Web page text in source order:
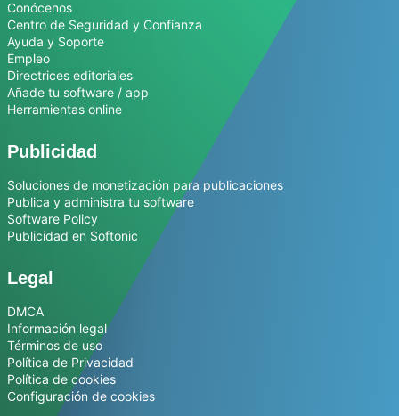
Conócenos
Centro de Seguridad y Confianza
Ayuda y Soporte
Empleo
Directrices editoriales
Añade tu software / app
Herramientas online
Publicidad
Soluciones de monetización para publicaciones
Publica y administra tu software
Software Policy
Publicidad en Softonic
Legal
DMCA
Información legal
Términos de uso
Política de Privacidad
Política de cookies
Configuración de cookies